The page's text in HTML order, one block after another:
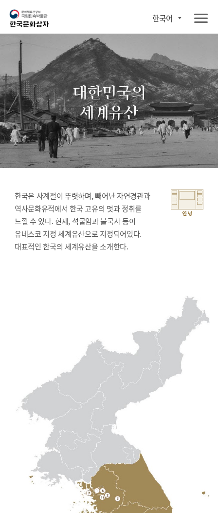
한국어
대한민국의
세계유산
한국은 사계절이 뚜렷하며, 빼어난 자연경관과
역사문화유적에서 한국 고유의 멋과 정취를
느낄 수 있다. 현재, 석굴암과 불국사 등이
유네스코 지정 세계유산으로 지정되어있다.
대표적인 한국의 세계유산을 소개한다.
안녕